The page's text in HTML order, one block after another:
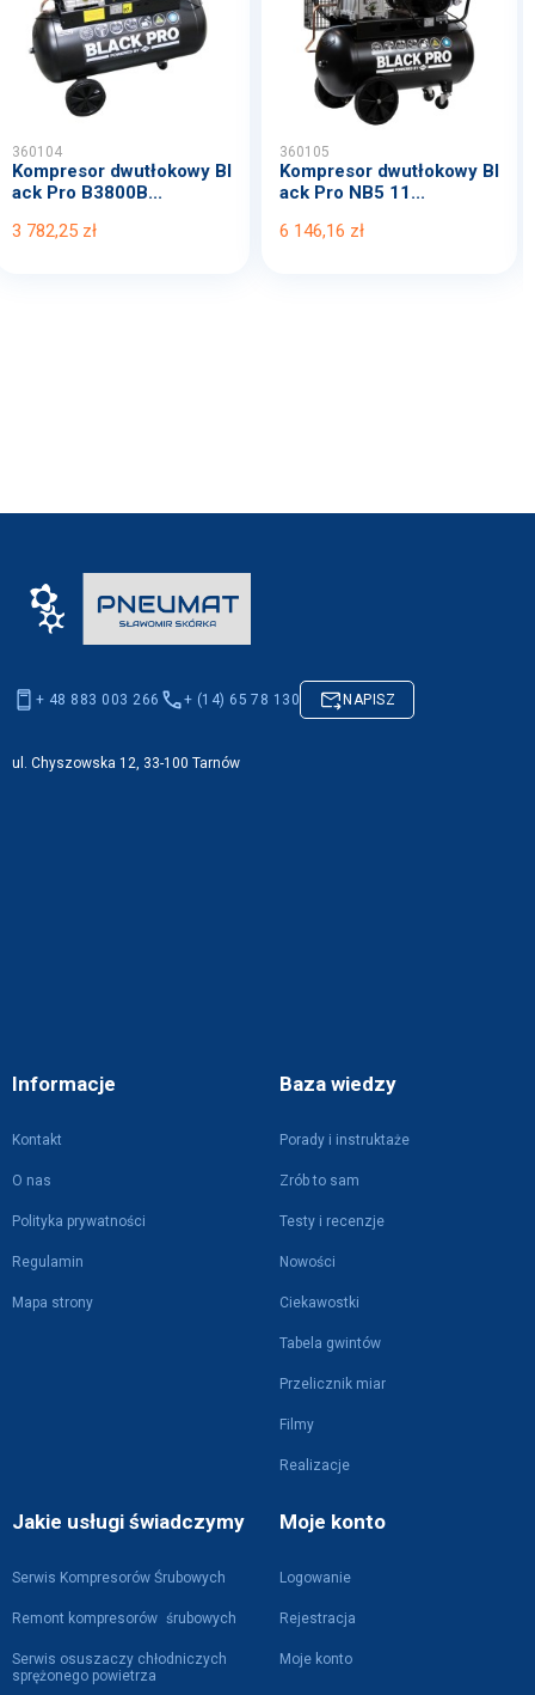
360104
Kompresor dwutłokowy Bl
ack Pro B3800B...
3 782,25 zł
360105
Kompresor dwutłokowy Bl
ack Pro NB5 11...
6 146,16 zł
Informacje
Kontakt
O nas
Polityka prywatności
Regulamin
Mapa strony
Baza wiedzy
Porady i instruktaże
Zrób to sam
Testy i recenzje
Nowości
Ciekawostki
Tabela gwintów
Przelicznik miar
Filmy
Realizacje
Jakie usługi świadczymy
Serwis Kompresorów Śrubowych
Remont kompresorów śrubowych
Serwis osuszaczy chłodniczych
sprężonego powietrza
Moje konto
Logowanie
Rejestracja
Moje konto
+ 48 883 003 266 + (14) 65 78 130 NAPISZ
ul. Chyszowska 12, 33-100 Tarnów